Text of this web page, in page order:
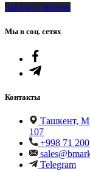
Заказать звонок
Мы в соц. сетях
Контакты
Ташкент,
107
+998 71
Telegram